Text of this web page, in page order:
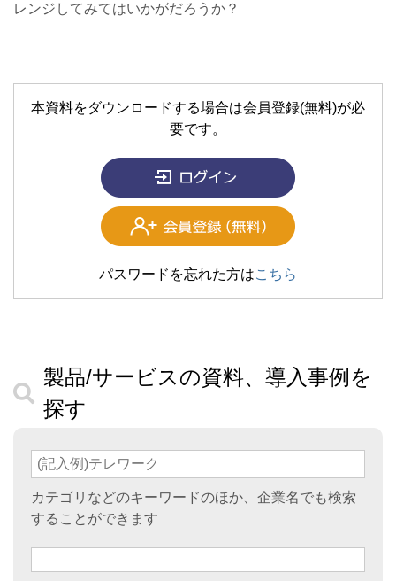
レンジしてみてはいかがだろうか？
本資料をダウンロードする場合は会員登録(無料)が必
要です。
パスワードを忘れた方はこちら
製品/サービスの資料、導入事例を
探す
カテゴリなどのキーワードのほか、企業名でも検索
することができます